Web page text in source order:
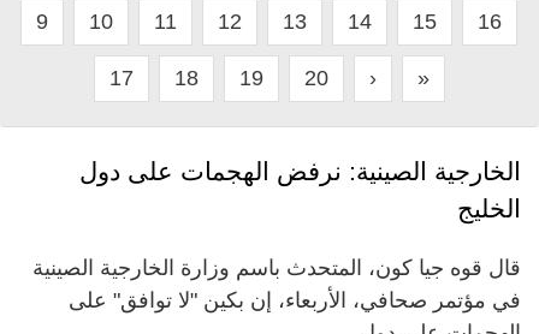
9 10 11 12 13 14 15 16
17 18 19 20 › »
الخارجية الصينية: نرفض الهجمات على دول
الخليج
قال قوه جيا كون، المتحدث باسم وزارة الخارجية الصينية
في مؤتمر صحافي، الأربعاء، إن بكين "لا توافق" على